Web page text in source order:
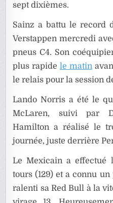
sept dixièmes.
Sainz a battu le record
Verstappen mercredi
pneus C4. Son
plus rapide le matin
le relais pour la session
Lando Norris a été le
McLaren, suivi par
Hamilton a réalisé le
journée, juste derrière
Le Mexicain a effectué
tours (129) et a connu
ralenti sa Red Bull à la